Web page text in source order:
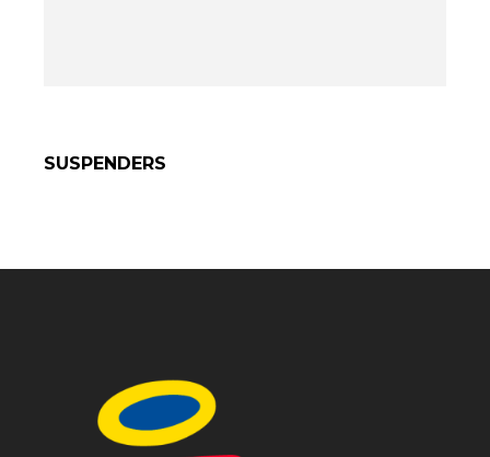
SELECT OPTIONS
SUSPENDERS